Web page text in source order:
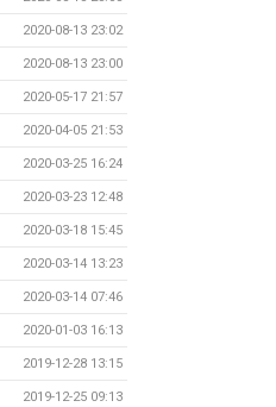
2020-08-13 23:02
2020-08-13 23:00
2020-05-17 21:57
2020-04-05 21:53
2020-03-25 16:24
2020-03-23 12:48
2020-03-18 15:45
2020-03-14 13:23
2020-03-14 07:46
2020-01-03 16:13
2019-12-28 13:15
2019-12-25 09:13